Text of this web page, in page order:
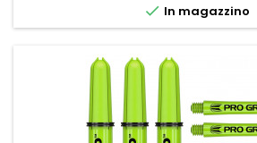
 In magazzino